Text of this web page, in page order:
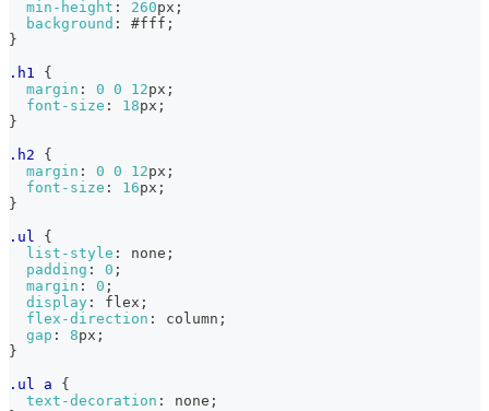
min-height : 260px ;
background : #fff ;
}
.h1
{
margin : 0 0 12px ;
font-size : 18px ;
}
.h2
{
margin : 0 0 12px ;
font-size : 16px ;
}
.ul
{
list-style : none ;
padding : 0 ;
margin : 0 ;
display : flex ;
flex-direction : column ;
gap : 8px ;
}
.ul a
{
text-decoration : none ;